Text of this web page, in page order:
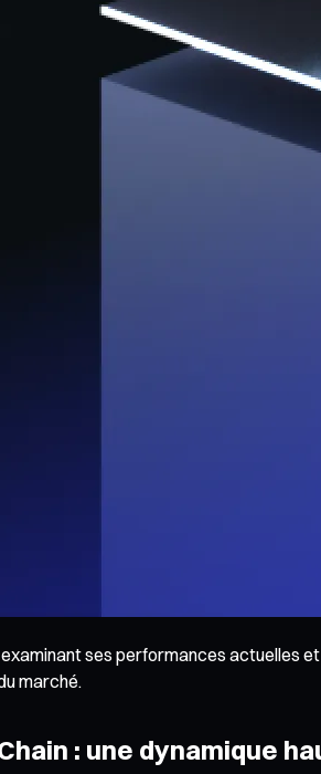
ses performances actuelles
marché.
: une dynamique